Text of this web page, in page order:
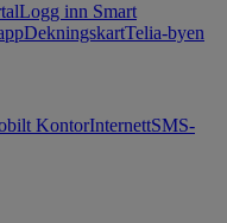
Logg inn Smart
DekningskartTelia-byen
KontorInternettSMS-